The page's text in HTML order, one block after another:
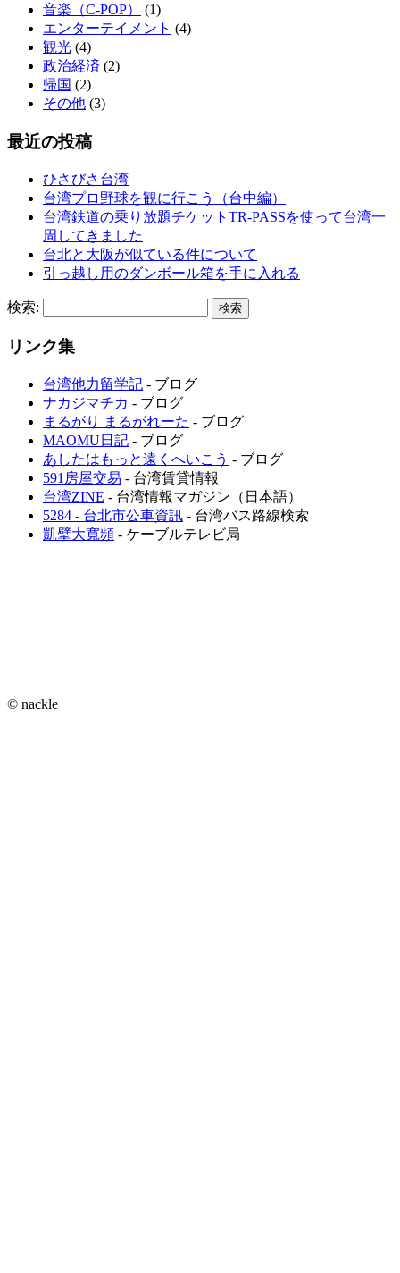
音楽（C-POP）
(1)
エンターテイメント (4)
観光 (4)
政治経済 (2)
帰国 (2)
その他 (3)
最近の投稿
ひさびさ台湾
台湾プロ野球を観に行こう（台中編）
台湾鉄道の乗り放題チケットTR-PASSを使って台湾一
周してきました
台北と大阪が似ている件について
引っ越し用のダンボール箱を手に入れる
検索:
リンク集
台湾他力留学記 - ブログ
ナカジマチカ - ブログ
まるがり まるがれーた - ブログ
MAOMU日記 - ブログ
あしたはもっと遠くへいこう - ブログ
591房屋交易 - 台湾賃貸情報
台湾ZINE - 台湾情報マガジン（日本語）
5284 - 台北市公車資訊 - 台湾バス路線検索
凱擘大寬頻 - ケーブルテレビ局
© nackle